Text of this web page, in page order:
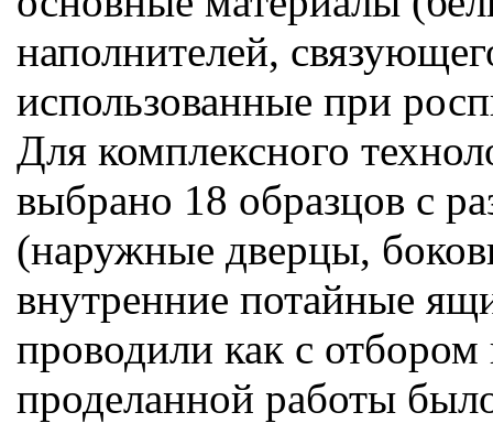
наполнителей,
использованные при
Для комплексного
выбрано 18 образцов с
(наружные дверцы,
внутренние потайные
проводили как с отбором
проделанной работы